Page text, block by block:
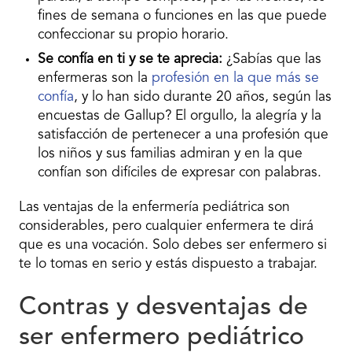
fines de semana o funciones en las que puede
confeccionar su propio horario.
Se confía en ti y se te aprecia: ¿Sabías que las
enfermeras son la profesión en la que más se
confía, y lo han sido durante 20 años, según las
encuestas de Gallup? El orgullo, la alegría y la
satisfacción de pertenecer a una profesión que
los niños y sus familias admiran y en la que
confían son difíciles de expresar con palabras.
Las ventajas de la enfermería pediátrica son
considerables, pero cualquier enfermera te dirá
que es una vocación. Solo debes ser enfermero si
te lo tomas en serio y estás dispuesto a trabajar.
Contras y desventajas de
ser enfermero pediátrico